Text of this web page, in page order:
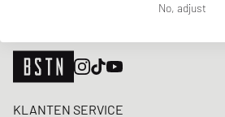
KLANTEN SERVICE
No, adjust